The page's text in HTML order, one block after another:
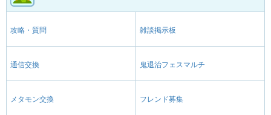
攻略・質問 雑談掲示板
通信交換 鬼退治フェスマルチ
メタモン交換 フレンド募集